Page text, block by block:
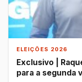
ELEIÇÕES 2026
Exclusivo |
para a segunda